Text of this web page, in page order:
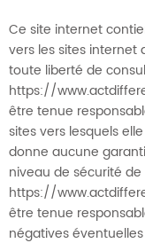
Ce site internet
vers les sites internet
toute liberté de
https://
être tenue
sites vers lesquels
donne aucune
niveau de sécurité de
https://
être tenue
négatives